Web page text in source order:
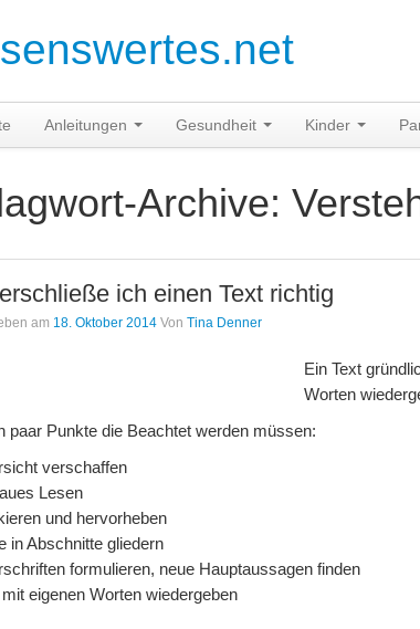
Anleitungen Gesundheit Kinder
Archive:
ich einen Text richtig
am 18. Oktober 2014 Von Tina Denner
Ein Text
Worten
paar Punkte die Beachtet werden müssen:
verschaffen
Lesen
und hervorheben
in Abschnitte gliedern
formulieren, neue Hauptaussagen finden
eigenen Worten wiedergeben